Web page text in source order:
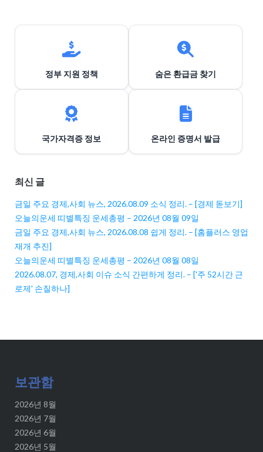
정부 지원 정책 숨은 환급금 찾기
국가자격증 정보 온라인 증명서 발급
최신 글
금일 주요 경제,사회 뉴스, 2026.08.09 소식 정리. – [경제 돋보기]
오늘의운세 띠별특징 운세총평 – 2026년 08월 09일
금일 주요 경제,사회 뉴스, 2026.08.08 쉽게 정리. – [홈플러스 영업
재개 추진]
오늘의운세 띠별특징 운세총평 – 2026년 08월 08일
2026.08.07, 경제,사회 이슈 소식 간편하게 정리. – ['주 52시간 근
로제' 손질하나]
보관함
2026년 8월
2026년 7월
2026년 6월
2026년 5월